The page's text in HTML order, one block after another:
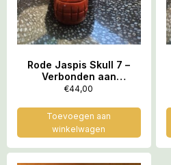
Rode Jaspis Skull 7 –
Verbonden aan
Feeërieke Elfenwereld
2.7 x 2.9 cm
€44,00
Toevoegen aan
winkelwagen